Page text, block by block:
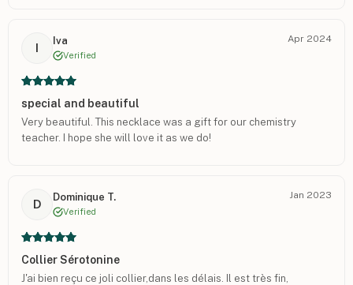
I
Iva
Verified
Apr 2024
special and beautiful
Very beautiful. This necklace was a gift for our chemistry
teacher. I hope she will love it as we do!
D
Dominique T.
Verified
Jan 2023
Collier Sérotonine
J'ai bien reçu ce joli collier,dans les délais. Il est très fin,